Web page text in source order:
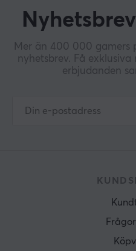
Mer än 400 000 gamers
nyhetsbrev. Få
erbjudanden